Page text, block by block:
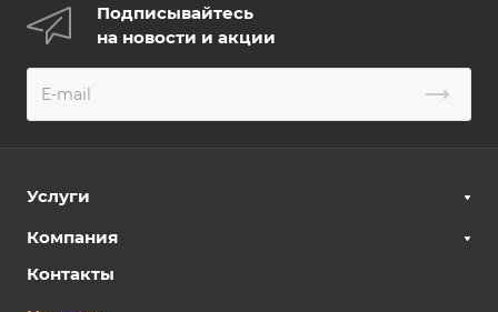
Подписывайтесь
на новости и акции
Услуги
Компания
Контакты